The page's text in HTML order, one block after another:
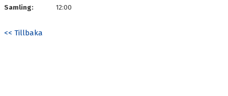
Samling:
12:00
<< Tillbaka